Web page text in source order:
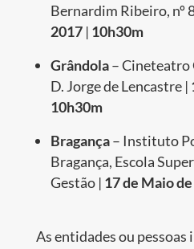
Bernardim Ribeiro, nº
2017 | 10h30m
Grândola– Cineteatro
D. Jorge de Lencastre |
10h30m
Bragança– Instituto
Bragança, Escola
Gestão | 17 de Maio
As entidades ou pessoas